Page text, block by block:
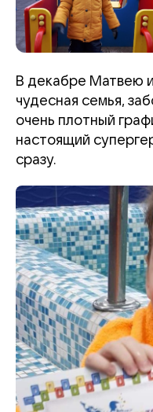
В декабре Матвею
чудесная семья,
очень плотный
настоящий
сразу.